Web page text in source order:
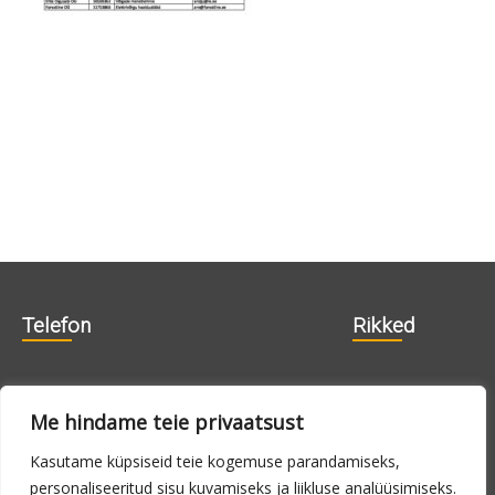
Me hindame teie privaatsust
Kasutame küpsiseid teie kogemuse parandamiseks,
personaliseeritud sisu kuvamiseks ja liikluse analüüsimiseks.
Telefon Rikked
715 0180